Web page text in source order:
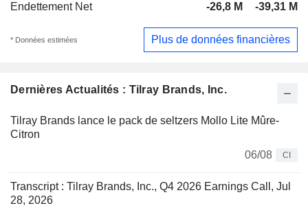
Dernières Actualités : Tilray Brands, Inc.
Tilray Brands lance le pack de seltzers Mollo Lite Mûre-
Citron
06/08
CI
Transcript : Tilray Brands, Inc., Q4 2026 Earnings Call, Jul
28, 2026
Endettement Net
-26,8 M -39,31 M
* Données estimées Plus de données financières